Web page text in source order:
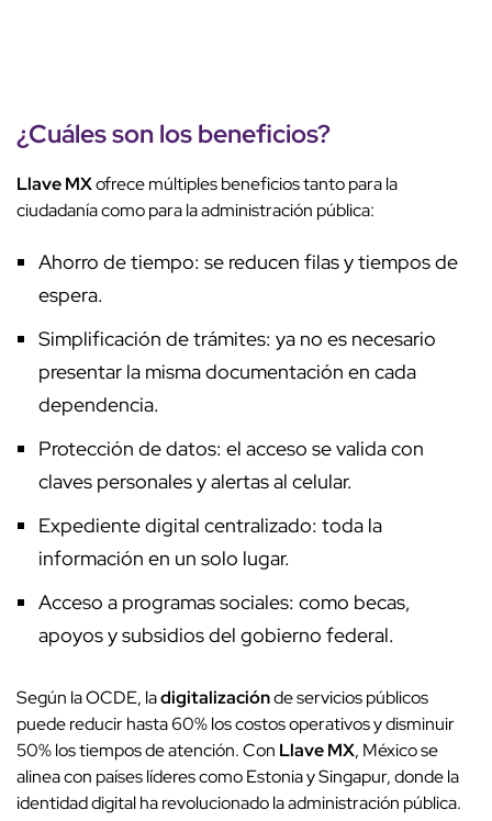
¿Cuáles son los beneficios?
Llave MXofrece múltiples beneficios tanto para la
ciudadanía como para la administración pública:
Ahorro de tiempo: se reducen filas y tiempos de
espera.
Simplificación de trámites: ya no es necesario
presentar la misma documentación en cada
dependencia.
Protección de datos: el acceso se valida con
claves personales y alertas al celular.
Expediente digital centralizado: toda la
información en un solo lugar.
Acceso a programas sociales: como becas,
apoyos y subsidios del gobierno federal.
Según la OCDE, ladigitalizaciónde servicios públicos
puede reducir hasta 60% los costos operativos y disminuir
50% los tiempos de atención. Con Llave MX, México se
alinea con países líderes como Estonia y Singapur, donde la
identidad digital ha revolucionado la administración pública.